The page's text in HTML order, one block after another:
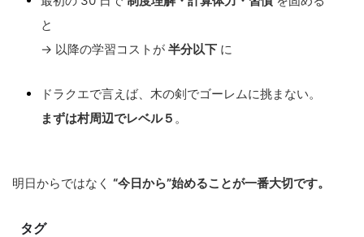
と
→ 以降の学習コストが 半分以下 に
ドラクエで言えば、木の剣でゴーレムに挑まない。
まずは村周辺でレベル５ 。
明日からではなく “今日から”始めることが一番大切です。
タグ